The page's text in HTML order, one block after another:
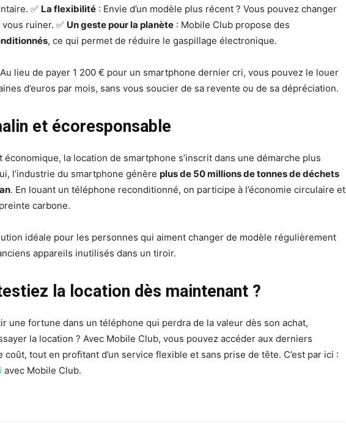
✅ La flexibilité : Envie d’un modèle plus récent ? Vous pouvez changer
ruiner. ✅ Un geste pour la planète : Mobile Club propose des
, ce qui permet de réduire le gaspillage électronique.
Au lieu de payer 1 200 € pour un smartphone dernier cri, vous pouvez le louer
d’euros par mois, sans vous soucier de sa revente ou de sa dépréciation.
et écoresponsable
économique, la location de smartphone s’inscrit dans une démarche plus
l’industrie du smartphone génère plus de 50 millions de tonnes de déchets
. En louant un téléphone reconditionné, on participe à l’économie circulaire et
carbone.
idéale pour les personnes qui aiment changer de modèle régulièrement
appareils inutilisés dans un tiroir.
la location dès maintenant ?
une fortune dans un téléphone qui perdra de la valeur dès son achat,
la location ? Avec Mobile Club, vous pouvez accéder aux derniers
coût, tout en profitant d’un service flexible et sans prise de tête. C’est par ici :
avec Mobile Club.